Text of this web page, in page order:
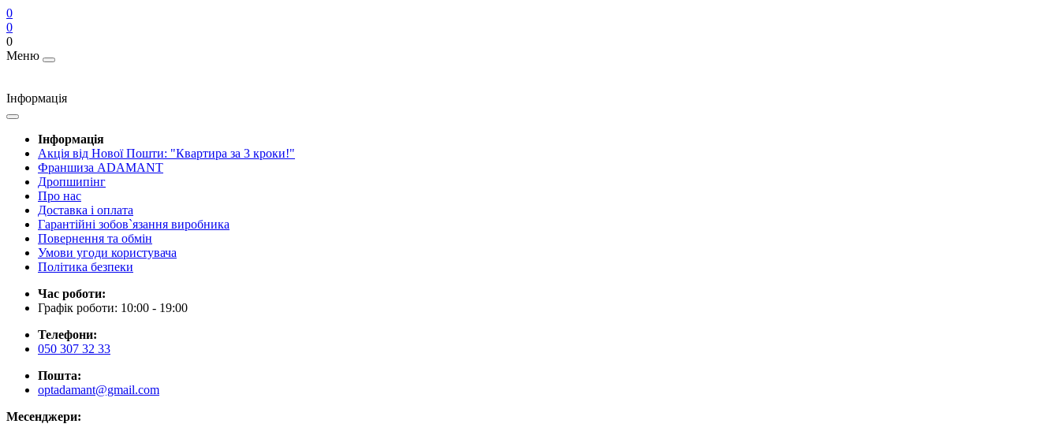
0
0
0
Меню
Інформація
Інформація
Акція від Нової Пошти: "Квартира за 3 кроки!"
Франшиза ADAMANT
Дропшипінг
Про нас
Доставка і оплата
Гарантійні зобов`язання виробника
Повернення та обмін
Умови угоди користувача
Політика безпеки
Час роботи:
Графік роботи: 10:00 - 19:00
Телефони:
050 307 32 33
Пошта:
optadamant@gmail.com
Месенджери: